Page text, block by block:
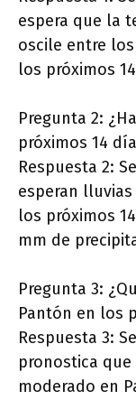
espera que la
oscile entre
los próximos
Pregunta 2:
próximos 14
Respuesta 2:
esperan
los próximos
mm de
Pregunta 3:
Pantón en los
Respuesta 3:
pronostica
moderado en